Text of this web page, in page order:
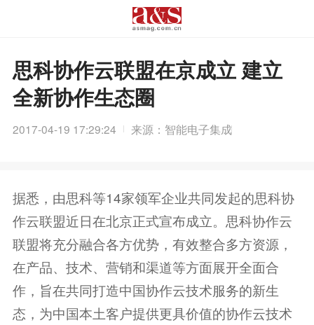
思科协作云联盟在京成立 建立
全新协作生态圈
2017-04-19 17:29:24 来源：智能电子集成
据悉，由思科等14家领军企业共同发起的思科协
作云联盟近日在北京正式宣布成立。思科协作云
联盟将充分融合各方优势，有效整合多方资源，
在产品、技术、营销和渠道等方面展开全面合
作，旨在共同打造中国协作云技术服务的新生
态，为中国本土客户提供更具价值的协作云技术